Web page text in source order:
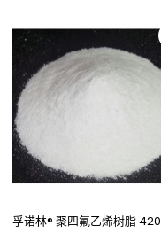
孚诺林® 聚四氟乙烯树脂